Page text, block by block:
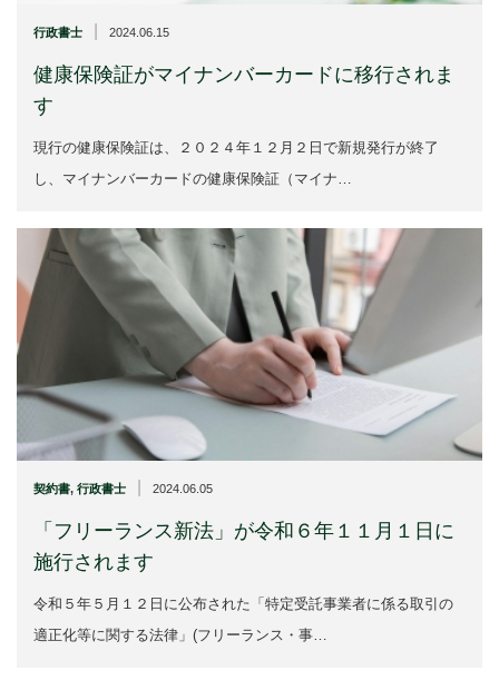
行政書士 2024.06.15
健康保険証がマイナンバーカードに移行されま
す
現行の健康保険証は、２０２４年１２月２日で新規発行が終了
し、マイナンバーカードの健康保険証（マイナ…
契約書, 行政書士 2024.06.05
「フリーランス新法」が令和６年１１月１日に
施行されます
令和５年５月１２日に公布された「特定受託事業者に係る取引の
適正化等に関する法律」(フリーランス・事…